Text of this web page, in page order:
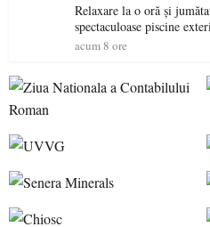
Relaxare la o oră și
spectaculoase piscine
ideale pentru o escapadă de
acum 8 ore